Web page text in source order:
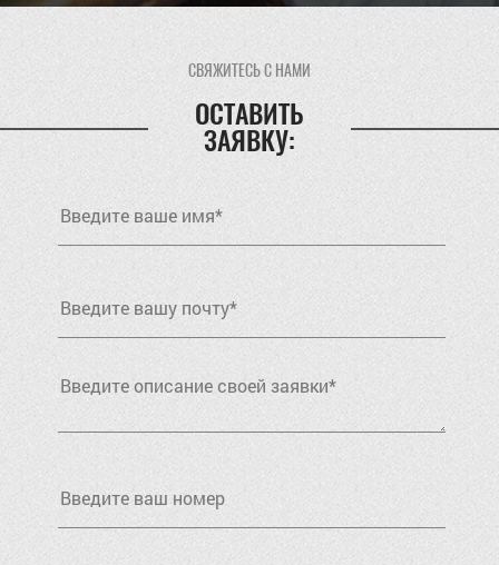
СВЯЖИТЕСЬ С НАМИ
ОСТАВИТЬ
ЗАЯВКУ: